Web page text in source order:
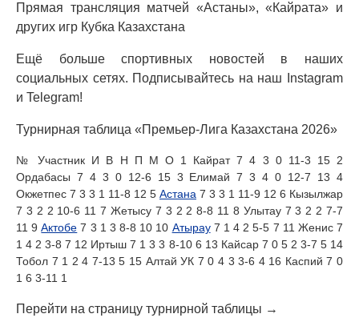
Прямая трансляция матчей «Астаны», «Кайрата» и
других игр Кубка Казахстана
Ещё больше спортивных новостей в наших
социальных сетях. Подписывайтесь на наш Instagram
и Telegram!
Турнирная таблица «Премьер-Лига Казахстана 2026»
№ Участник И В Н П М О 1 Кайрат 7 4 3 0 11-3 15 2
Ордабасы 7 4 3 0 12-6 15 3 Елимай 7 3 4 0 12-7 13 4
Окжетпес 7 3 3 1 11-8 12 5 Астана 7 3 3 1 11-9 12 6 Кызылжар
7 3 2 2 10-6 11 7 Жетысу 7 3 2 2 8-8 11 8 Улытау 7 3 2 2 7-7
11 9Актобе 7 3 1 3 8-8 10 10 Атырау7 1 4 2 5-5 7 11 Женис 7
1 4 2 3-8 7 12 Иртыш 7 1 3 3 8-10 6 13 Кайсар 7 0 5 2 3-7 5 14
Тобол 7 1 2 4 7-13 5 15 Алтай УК 7 0 4 3 3-6 4 16 Каспий 7 0
1 6 3-11 1
Перейти на страницу турнирной таблицы →